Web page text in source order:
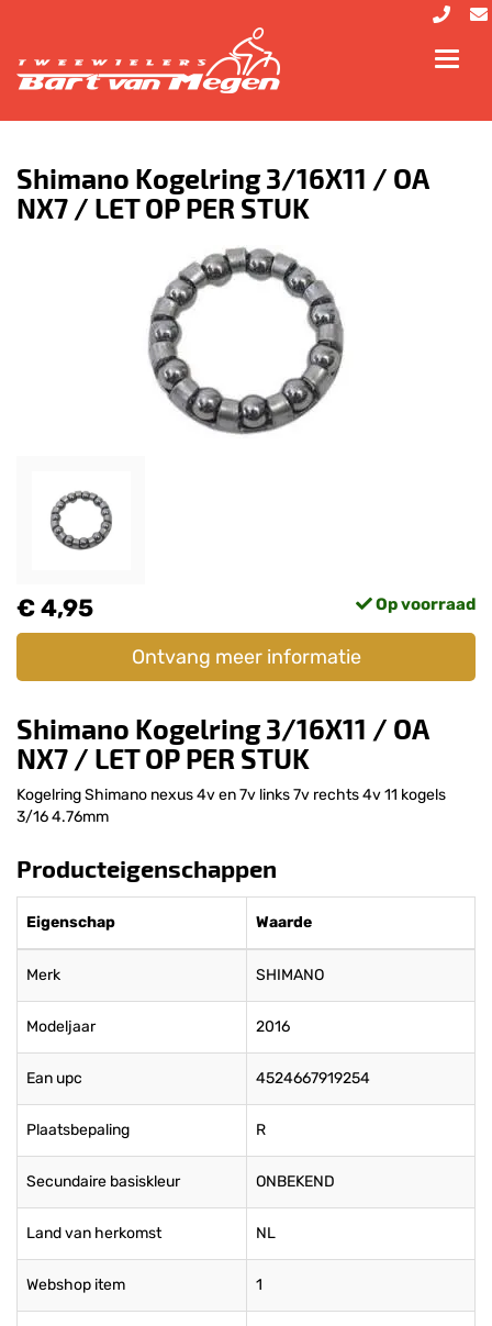
Shimano Kogelring 3/16X11 / OA
NX7 / LET OP PER STUK
€ 4,95 Op voorraad
Ontvang meer informatie
Shimano Kogelring 3/16X11 / OA
NX7 / LET OP PER STUK
Kogelring Shimano nexus 4v en 7v links 7v rechts 4v 11 kogels
3/16 4.76mm
Producteigenschappen
Eigenschap Waarde
Merk SHIMANO
Modeljaar 2016
Ean upc 4524667919254
Plaatsbepaling R
Secundaire basiskleur ONBEKEND
Land van herkomst NL
Webshop item 1